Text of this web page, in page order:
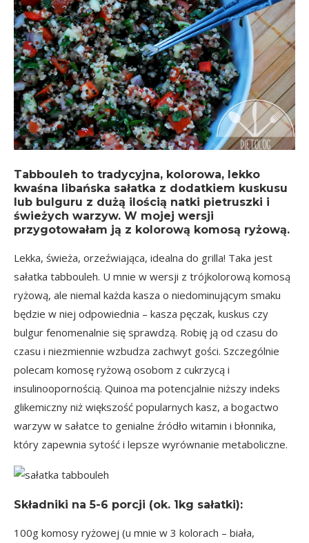
Tabbouleh to tradycyjna, kolorowa, lekko
kwaśna libańska sałatka z dodatkiem kuskusu
lub bulguru z dużą ilością natki pietruszki i
świeżych warzyw. W mojej wersji
przygotowałam ją z kolorową komosą ryżową.
Lekka, świeża, orzeźwiająca, idealna do grilla! Taka jest
sałatka tabbouleh. U mnie w wersji z trójkolorową komosą
ryżową, ale niemal każda kasza o niedominującym smaku
będzie w niej odpowiednia – kasza pęczak, kuskus czy
bulgur fenomenalnie się sprawdzą. Robię ją od czasu do
czasu i niezmiennie wzbudza zachwyt gości. Szczególnie
polecam komosę ryżową osobom z cukrzycą i
insulinoopornością. Quinoa ma potencjalnie niższy indeks
glikemiczny niż większość popularnych kasz, a bogactwo
warzyw w sałatce to genialne źródło witamin i błonnika,
który zapewnia sytość i lepsze wyrównanie metaboliczne.
Składniki na5-6 porcji (ok. 1kg sałatki):
100g komosy ryżowej (u mnie w 3 kolorach – biała,